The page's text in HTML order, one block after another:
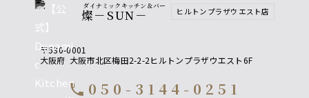
ダイナミックキッチン＆バー
燦－SUN－ ヒルトンプラザウエスト店
〒530-0001
大阪府 大阪市北区梅田2-2-2ヒルトンプラザウエスト6F
call 050-3144-0251